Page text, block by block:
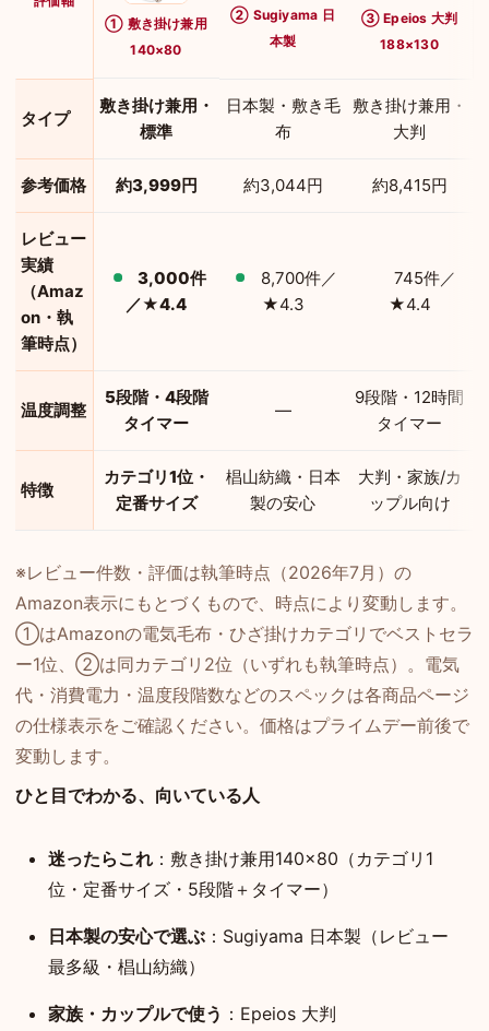
① 敷き掛け兼用
140×80
② Sugiyama 日
本製
③ Epeios 大判
188×130
タイプ
敷き掛け兼用・
標準
日本製・敷き毛
布
敷き掛け兼用・
大判
参考価格 約3,999円 約3,044円 約8,415円
レビュー
実績
（Amaz
on・執
筆時点）
3,000件
／★4.4
8,700件／
★4.3
745件／
★4.4
温度調整
5段階・4段階
タイマー
―
9段階・12時間
タイマー
特徴
カテゴリ1位・
定番サイズ
椙山紡織・日本
製の安心
大判・家族/カ
ップル向け
※レビュー件数・評価は執筆時点（2026年7月）の
Amazon表示にもとづくもので、時点により変動します。
①はAmazonの電気毛布・ひざ掛けカテゴリでベストセラ
ー1位、②は同カテゴリ2位（いずれも執筆時点）。電気
代・消費電力・温度段階数などのスペックは各商品ページ
の仕様表示をご確認ください。価格はプライムデー前後で
変動します。
ひと目でわかる、向いている人
迷ったらこれ ：敷き掛け兼用140×80（カテゴリ1
位・定番サイズ・5段階＋タイマー）
日本製の安心で選ぶ ：Sugiyama 日本製（レビュー
最多級・椙山紡織）
家族・カップルで使う ：Epeios 大判